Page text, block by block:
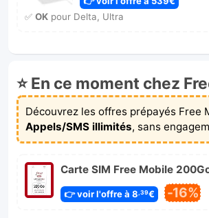
✅ OKpour Delta, Ultra
⭐ En ce moment chez
Découvrez les offres prépayés Free
Appels/SMS illimités, sans
Carte SIM Free Mobile
👉 voir l'offre à 8 ,39€ -16%